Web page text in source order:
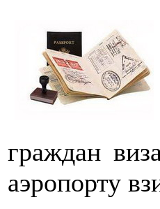
граждан
аэропорту